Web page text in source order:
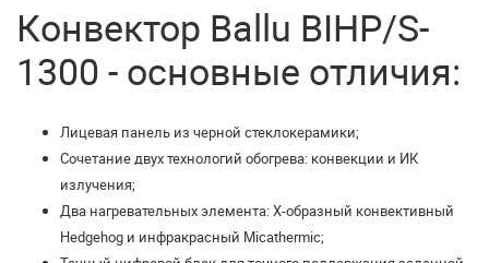
Конвектор Ballu BIHP/S-
1300 - основные отличия:
Лицевая панель из черной стеклокерамики;
Сочетание двух технологий обогрева: конвекции и ИК
излучения;
Два нагревательных элемента: Х-образный конвективный
Hedgehog и инфракрасный Micathermic;